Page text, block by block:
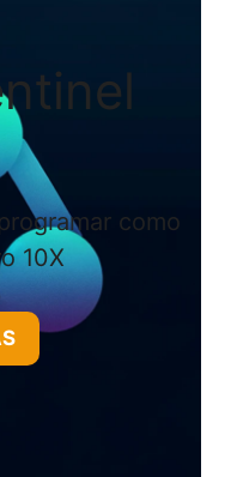
como
10X